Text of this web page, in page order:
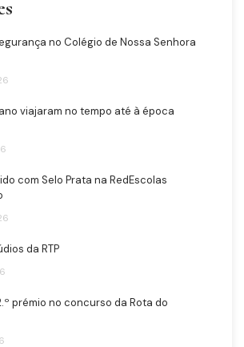
no Colégio de Nossa Senhora
viajaram no tempo até à época
com Selo Prata na RedEscolas
da RTP
prémio no concurso da Rota do